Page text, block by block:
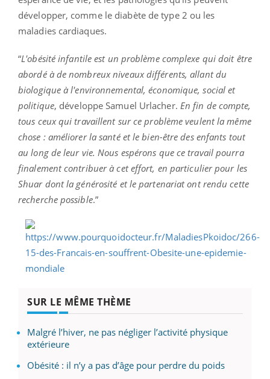
développer, comme le diabète de type 2 ou les
maladies cardiaques.
“L'obésité infantile est un problème complexe qui doit être
abordé à de nombreux niveaux différents, allant du
biologique à l'environnemental, économique, social et
politique, développe Samuel Urlacher. En fin de compte,
tous ceux qui travaillent sur ce problème veulent la même
chose : améliorer la santé et le bien-être des enfants tout
au long de leur vie. Nous espérons que ce travail pourra
finalement contribuer à cet effort, en particulier pour les
Shuar dont la générosité et le partenariat ont rendu cette
recherche possible.”
SUR LE MÊME THÈME
Malgré l’hiver, ne pas négliger l’activité physique
extérieure
Obésité : il n’y a pas d’âge pour perdre du poids